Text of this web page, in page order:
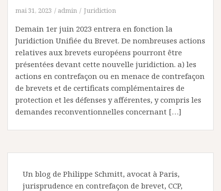
mai 31, 2023 admin Juridiction
Demain 1er juin 2023 entrera en fonction la
Juridiction Unifiée du Brevet. De nombreuses actions
relatives aux brevets européens pourront être
présentées devant cette nouvelle juridiction. a) les
actions en contrefaçon ou en menace de contrefaçon
de brevets et de certificats complémentaires de
protection et les défenses y afférentes, y compris les
demandes reconventionnelles concernant […]
Un blog de Philippe Schmitt, avocat à Paris,
jurisprudence en contrefaçon de brevet, CCP,